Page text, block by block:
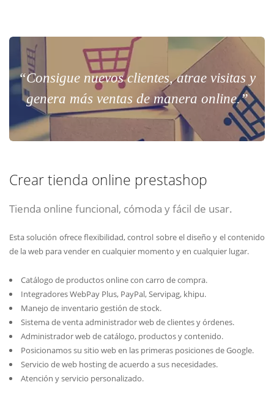
“Consigue nuevos clientes, atrae visitas y
genera más ventas de manera online.”
Crear tienda online prestashop
Tienda online funcional, cómoda y fácil de usar.
Esta solución ofrece flexibilidad, control sobre el diseño y el contenido
de la web para vender en cualquier momento y en cualquier lugar.
Catálogo de productos online con carro de compra.
Integradores WebPay Plus, PayPal, Servipag, khipu.
Manejo de inventario gestión de stock.
Sistema de venta administrador web de clientes y órdenes.
Administrador web de catálogo, productos y contenido.
Posicionamos su sitio web en las primeras posiciones de Google.
Servicio de web hosting de acuerdo a sus necesidades.
Atención y servicio personalizado.